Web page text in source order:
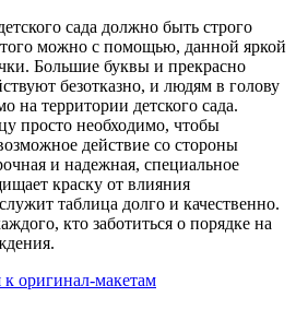
сада должно быть строго
можно с помощью, данной яркой
Большие буквы и прекрасно
безотказно, и людям в голову
на территории детского сада.
просто необходимо, чтобы
действие со стороны
и надежная, специальное
краску от влияния
таблица долго и качественно.
кто заботиться о порядке на
к оригинал-макетам